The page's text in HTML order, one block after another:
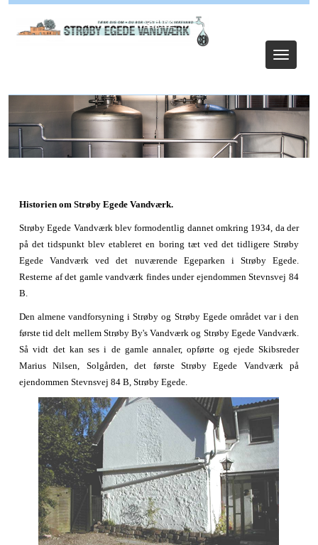
Log ind
Toggle
Historien om Strøby Egede Vandværk.
Strøby Egede Vandværk blev formodentlig dannet omkring 1934, da der
på det tidspunkt blev etableret en boring tæt ved det tidligere Strøby
Egede Vandværk ved det nuværende Egeparken i Strøby Egede.
Resterne af det gamle vandværk findes under ejendommen Stevnsvej 84
B.
Den almene vandforsyning i Strøby og Strøby Egede området var i den
første tid delt mellem Strøby By's Vandværk og Strøby Egede Vandværk.
Så vidt det kan ses i de gamle annaler, opførte og ejede Skibsreder
Marius Nilsen, Solgården, det første Strøby Egede Vandværk på
ejendommen Stevnsvej 84 B, Strøby Egede.